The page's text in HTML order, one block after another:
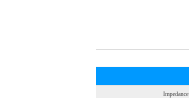
Impedance